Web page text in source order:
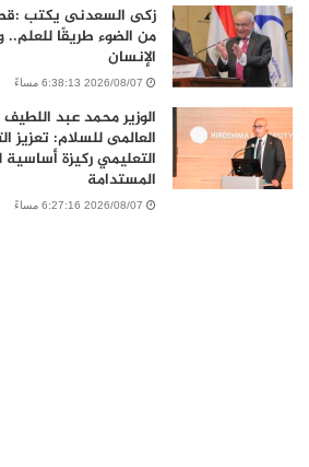
زكى السعدنى يكتب
من الضوء طريقًا
الإنسان
2026/08/07 6:38:13 مساءً
الوزير محمد عبد
العالمى للسلام: تعزيز
التعليمي ركيزة
المستدامة
2026/08/07 6:27:16 مساءً